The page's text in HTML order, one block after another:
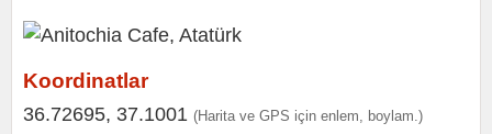
Koordinatlar
36.72695, 37.1001 (Harita ve GPS için enlem, boylam.)